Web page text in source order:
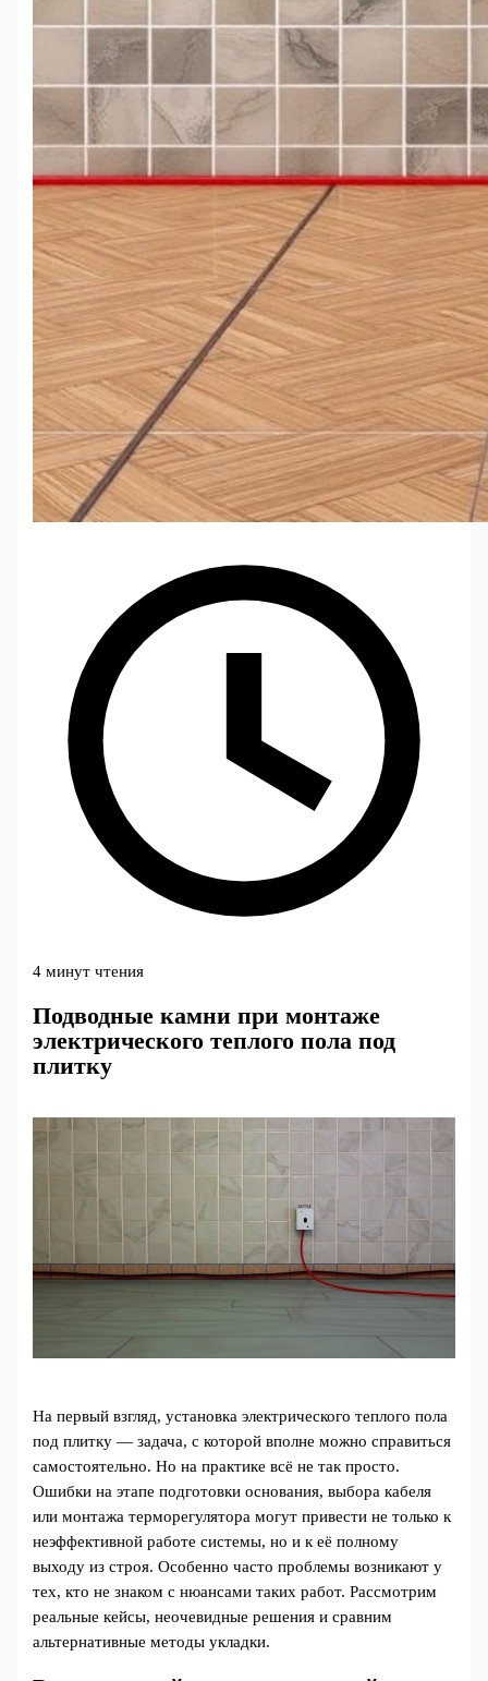
4 минут чтения
Подводные камни при монтаже
электрического теплого пола под
плитку
На первый взгляд, установка электрического теплого пола
под плитку — задача, с которой вполне можно справиться
самостоятельно. Но на практике всё не так просто.
Ошибки на этапе подготовки основания, выбора кабеля
или монтажа терморегулятора могут привести не только к
неэффективной работе системы, но и к её полному
выходу из строя. Особенно часто проблемы возникают у
тех, кто не знаком с нюансами таких работ. Рассмотрим
реальные кейсы, неочевидные решения и сравним
альтернативные методы укладки.